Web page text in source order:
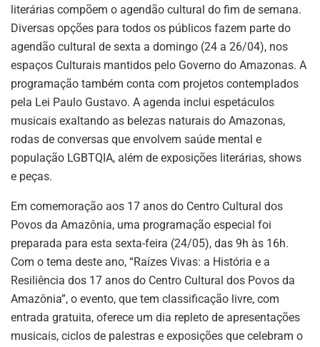
literárias compõem o agendão cultural do fim de semana.
Diversas opções para todos os públicos fazem parte do
agendão cultural de sexta a domingo (24 a 26/04), nos
espaços Culturais mantidos pelo Governo do Amazonas. A
programação também conta com projetos contemplados
pela Lei Paulo Gustavo. A agenda inclui espetáculos
musicais exaltando as belezas naturais do Amazonas,
rodas de conversas que envolvem saúde mental e
população LGBTQIA, além de exposições literárias, shows
e peças.
Em comemoração aos 17 anos do Centro Cultural dos
Povos da Amazônia, uma programação especial foi
preparada para esta sexta-feira (24/05), das 9h às 16h.
Com o tema deste ano, “Raízes Vivas: a História e a
Resiliência dos 17 anos do Centro Cultural dos Povos da
Amazônia”, o evento, que tem classificação livre, com
entrada gratuita, oferece um dia repleto de apresentações
musicais, ciclos de palestras e exposições que celebram o